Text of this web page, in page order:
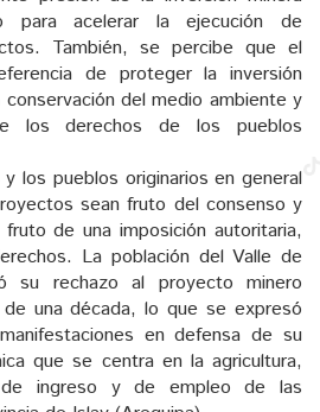
para acelerar la ejecución de
También, se percibe que el
de proteger la inversión
del medio ambiente y
los derechos de los pueblos
los pueblos originarios en general
sean fruto del consenso y
de una imposición autoritaria,
La población del Valle de
su rechazo al proyecto minero
una década, lo que se expresó
en defensa de su
que se centra en la agricultura,
de ingreso y de empleo de las